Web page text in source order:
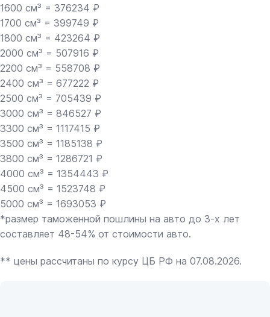
1600 см³ = 376234 ₽
1700 см³ = 399749 ₽
1800 см³ = 423264 ₽
2000 см³ = 507916 ₽
2200 см³ = 558708 ₽
2400 см³ = 677222 ₽
2500 см³ = 705439 ₽
3000 см³ = 846527 ₽
3300 см³ = 1117415 ₽
3500 см³ = 1185138 ₽
3800 см³ = 1286721 ₽
4000 см³ = 1354443 ₽
4500 см³ = 1523748 ₽
5000 см³ = 1693053 ₽
*размер таможенной пошлины на авто до 3-х лет
составляет 48-54% от стоимости авто.
** цены рассчитаны по курсу ЦБ РФ на 07.08.2026.